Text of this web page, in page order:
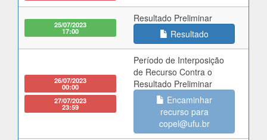
25/07/2023
17:00
Resultado Preliminar
Resultado
26/07/2023
00:00
27/07/2023
23:59
Período de Interposição
de Recurso Contra o
Resultado Preliminar
Encaminhar
recurso para
copel@ufu.br